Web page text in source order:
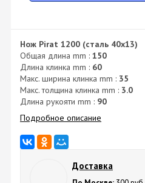
Нож Pirat 1200 (сталь 40х13)
Общая длина mm : 150
Длина клинка mm : 60
Макс. ширина клинка mm : 35
Макс. толщина клинка mm : 3.0
Длина рукояти mm : 90
Подробное описание
Доставка